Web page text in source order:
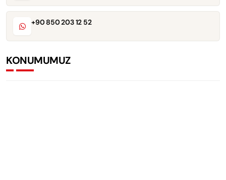
+90 850 203 12 52
KONUMUMUZ